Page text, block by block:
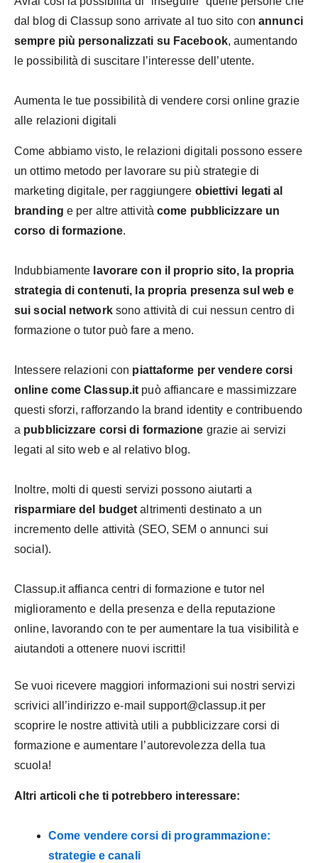
dal blog di Classup sono arrivate al tuo sito conannunci
sempre più personalizzati su Facebook, aumentando
le possibilità di suscitare l’interesse dell’utente.
Aumenta le tue possibilità di vendere corsi online grazie
alle relazioni digitali
Come abbiamo visto, le relazioni digitali possono essere
un ottimo metodo per lavorare su più strategie di
marketing digitale, per raggiungere obiettivi legati al
branding e per altre attivitàcome pubblicizzare un
corso di formazione.
Indubbiamente lavorare con il proprio sito, la propria
strategia di contenuti, la propria presenza sul web e
sui social networksono attività di cui nessun centro di
formazione o tutor può fare a meno.
Intessere relazioni con piattaforme per vendere corsi
online come Classup.it può affiancare e massimizzare
questi sforzi, rafforzando la brand identity e contribuendo
a pubblicizzare corsi di formazione grazie ai servizi
legati al sito web e al relativo blog.
Inoltre, molti di questi servizi possono aiutarti a
risparmiare del budget altrimenti destinato a un
incremento delle attività (SEO, SEM o annunci sui
social).
Classup.it affianca centri di formazione e tutor nel
miglioramento e della presenza e della reputazione
online, lavorando con te per aumentare la tua visibilità e
aiutandoti a ottenere nuovi iscritti!
Se vuoi ricevere maggiori informazioni sui nostri servizi
scrivici all’indirizzo e-mail support@classup.it per
scoprire le nostre attività utili a pubblicizzare corsi di
formazione e aumentare l’autorevolezza della tua
scuola!
Altri articoli che ti potrebbero interessare:
Come vendere corsi di programmazione:
strategie e canali